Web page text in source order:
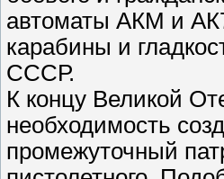
автоматы АКМ и
карабины и
СССР.
К концу Великой
необходимость
промежуточный